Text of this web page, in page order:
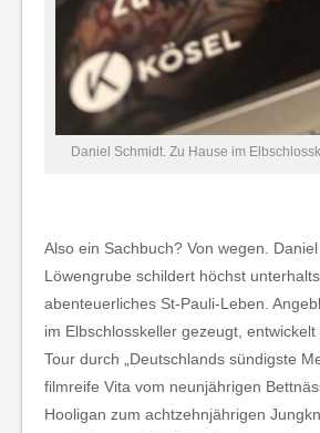
Daniel Schmidt. Zu Hause im
Also ein Sachbuch? Von wegen.
Löwengrube schildert höchst
abenteuerliches St-Pauli-Leben.
im Elbschlosskeller gezeugt,
Tour durch „Deutschlands sündigste
filmreife Vita vom neunjährigen
Hooligan zum achtzehnjährigen